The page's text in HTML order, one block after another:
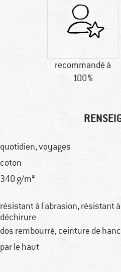
recommandé à
100 %
quotidien, voyages
coton
340 g/m²
résistant à l'abrasion, résistant
déchirure
dos rembourré, ceinture de
par le haut